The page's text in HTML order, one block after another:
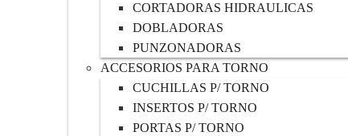
CORTADORAS HIDRAULICAS
DOBLADORAS
PUNZONADORAS
ACCESORIOS PARA TORNO
CUCHILLAS P/ TORNO
INSERTOS P/ TORNO
PORTAS P/ TORNO